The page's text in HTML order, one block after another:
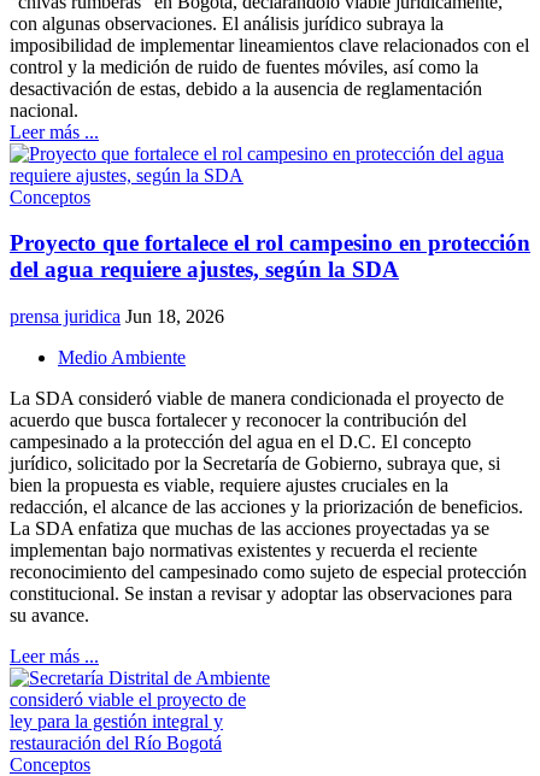
con algunas observaciones. El análisis jurídico subraya la
imposibilidad de implementar lineamientos clave relacionados con el
control y la medición de ruido de fuentes móviles, así como la
desactivación de estas, debido a la ausencia de reglamentación
nacional.
Leer más ...
Conceptos
Proyecto que fortalece el rol campesino en protección
del agua requiere ajustes, según la SDA
prensa juridica Jun 18, 2026
Medio Ambiente
La SDA consideró viable de manera condicionada el proyecto de
acuerdo que busca fortalecer y reconocer la contribución del
campesinado a la protección del agua en el D.C. El concepto
jurídico, solicitado por la Secretaría de Gobierno, subraya que, si
bien la propuesta es viable, requiere ajustes cruciales en la
redacción, el alcance de las acciones y la priorización de beneficios.
La SDA enfatiza que muchas de las acciones proyectadas ya se
implementan bajo normativas existentes y recuerda el reciente
reconocimiento del campesinado como sujeto de especial protección
constitucional. Se instan a revisar y adoptar las observaciones para
su avance.
Leer más ...
Conceptos